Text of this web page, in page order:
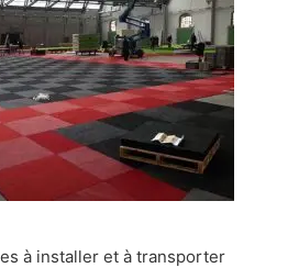
à installer et à transporter